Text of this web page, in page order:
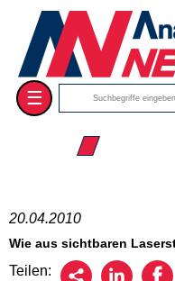
☰
☰ 2010
20.04.2010
Wie aus sichtbaren
Teilen: